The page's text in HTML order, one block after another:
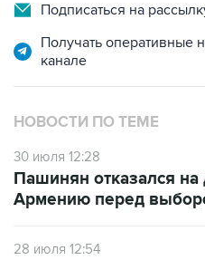
Подписаться на
Получать оперативные
канале
НОВОСТИ ПО ТЕМЕ
30 июля 12:28
Пашинян отказался на
Армению перед
28 июля 12:54